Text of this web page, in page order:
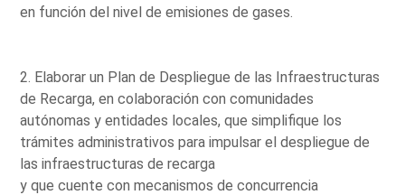
en función del nivel de emisiones de gases.
2. Elaborar un Plan de Despliegue de las Infraestructuras
de Recarga, en colaboración con comunidades
autónomas y entidades locales, que simplifique los
trámites administrativos para impulsar el despliegue de
las infraestructuras de recarga
y que cuente con mecanismos de concurrencia